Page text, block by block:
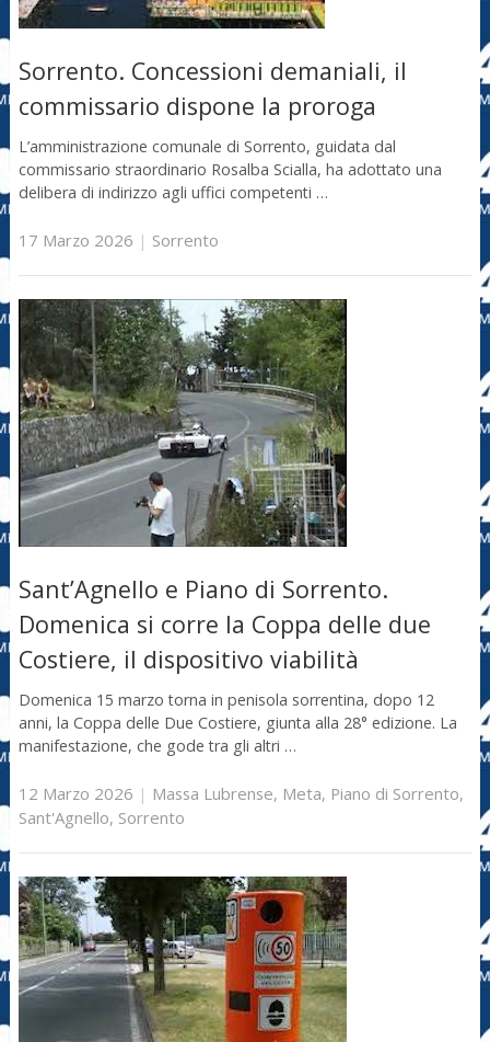
Sorrento. Concessioni demaniali, il
commissario dispone la proroga
L’amministrazione comunale di Sorrento, guidata dal
commissario straordinario Rosalba Scialla, ha adottato una
delibera di indirizzo agli uffici competenti …
17 Marzo 2026 | Sorrento
Sant’Agnello e Piano di Sorrento.
Domenica si corre la Coppa delle due
Costiere, il dispositivo viabilità
Domenica 15 marzo torna in penisola sorrentina, dopo 12
anni, la Coppa delle Due Costiere, giunta alla 28° edizione. La
manifestazione, che gode tra gli altri …
12 Marzo 2026 | Massa Lubrense, Meta, Piano di Sorrento,
Sant'Agnello, Sorrento